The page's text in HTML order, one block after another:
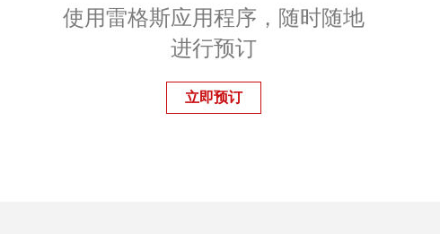
使用雷格斯应用程序，随时随地
进行预订
立即预订